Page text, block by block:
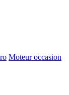
Moteur occasion